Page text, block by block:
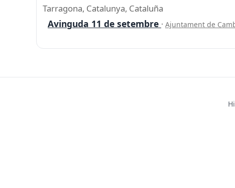
Tarragona, Catalunya, Cataluña
Avinguda 11 de setembre · Ajuntament de